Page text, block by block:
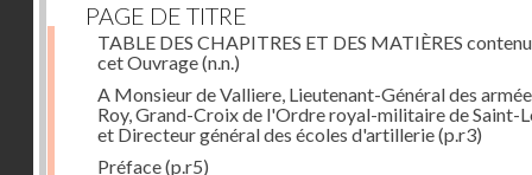
PAGE DE TITRE
TABLE DES CHAPITRES ET DES MATIÈRES
cet Ouvrage(n.n.)
A Monsieur de Valliere, Lieutenant-Général des
Roy, Grand-Croix de l'Ordre royal-militaire de Saint-
et Directeur général des écoles d'artillerie(p.r3)
Préface(p.r5)